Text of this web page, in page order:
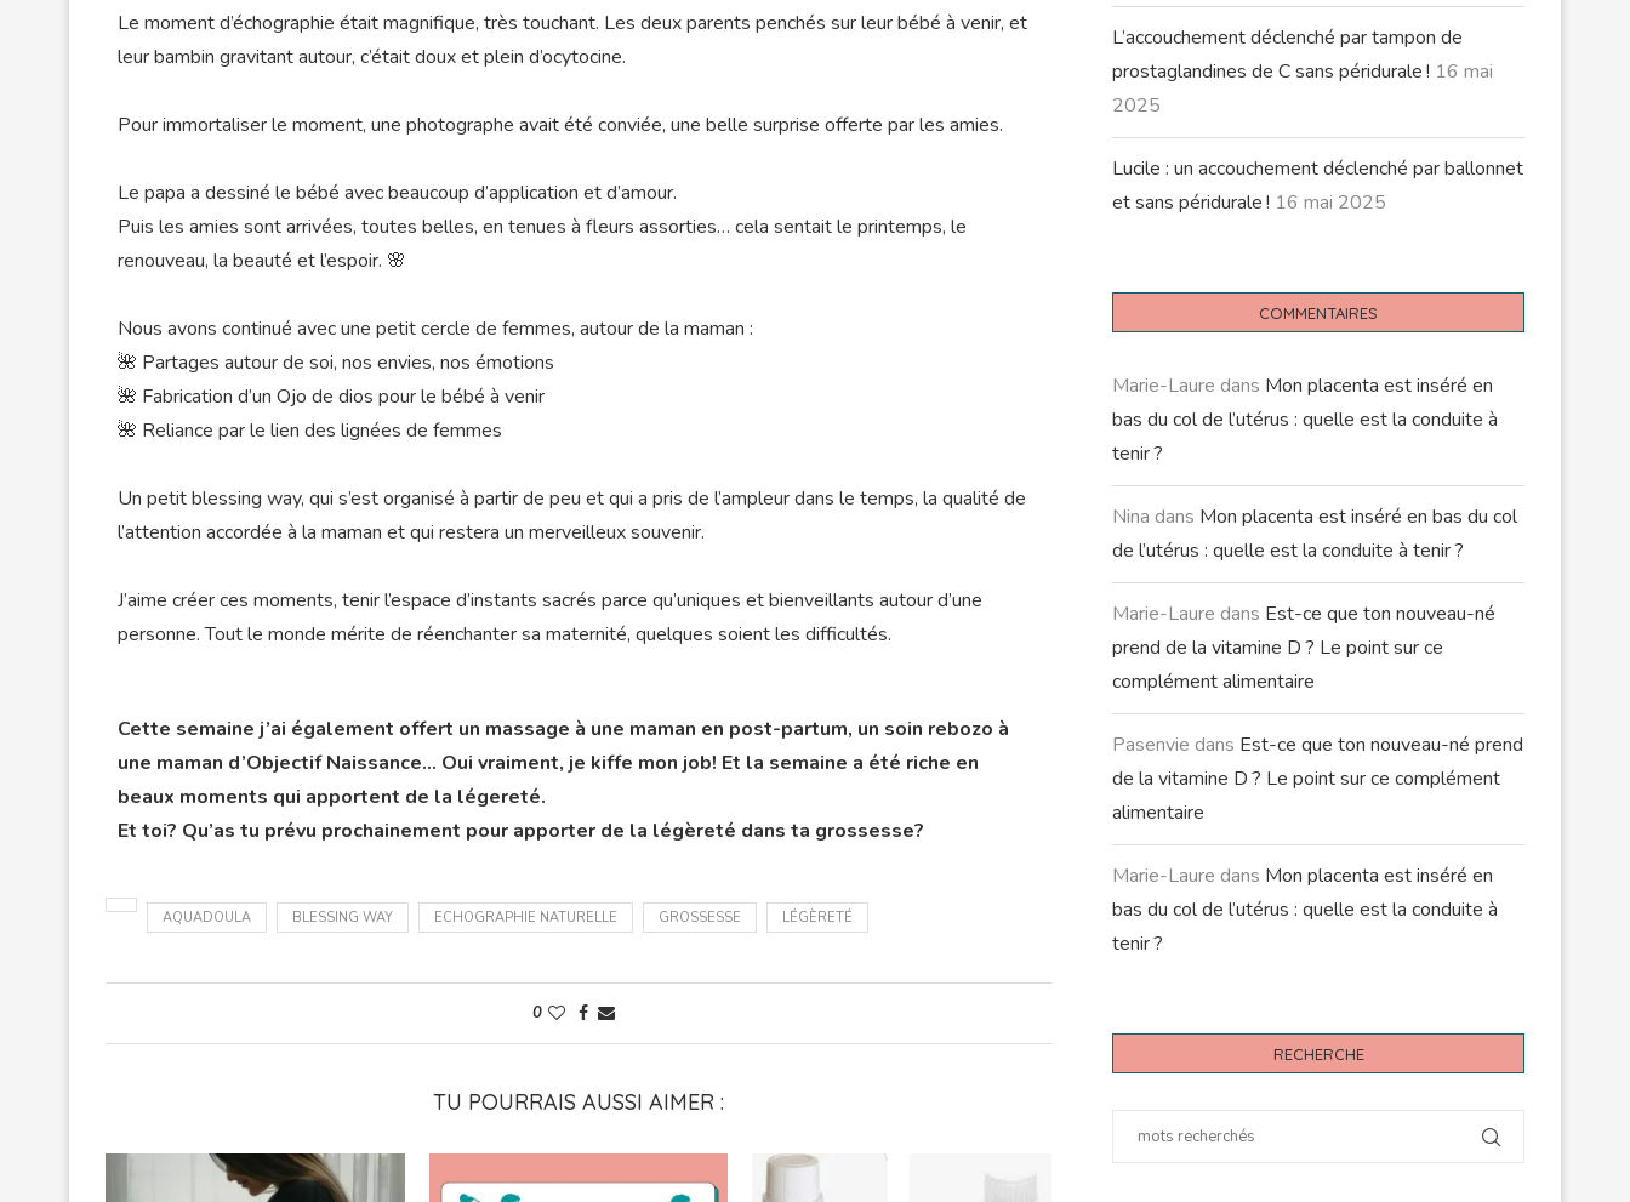
Le moment d’échographie était magnifique, très touchant. Les deux parents penchés sur leur bébé à venir, et
leur bambin gravitant autour, c’était doux et plein d’ocytocine.
Pour immortaliser le moment, une photographe avait été conviée, une belle surprise offerte par les amies.
Le papa a dessiné le bébé avec beaucoup d’application et d’amour.
Puis les amies sont arrivées, toutes belles, en tenues à fleurs assorties… cela sentait le printemps, le
renouveau, la beauté et l’espoir. 🌸
Nous avons continué avec une petit cercle de femmes, autour de la maman :
🌺 Partages autour de soi, nos envies, nos émotions
🌺 Fabrication d’un Ojo de dios pour le bébé à venir
🌺 Reliance par le lien des lignées de femmes
Un petit blessing way, qui s’est organisé à partir de peu et qui a pris de l’ampleur dans le temps, la qualité de
l’attention accordée à la maman et qui restera un merveilleux souvenir.
J’aime créer ces moments, tenir l’espace d’instants sacrés parce qu’uniques et bienveillants autour d’une
personne. Tout le monde mérite de réenchanter sa maternité, quelques soient les difficultés.
Cette semaine j’ai également offert un massage à une maman en post-partum, un soin rebozo à
une maman d’Objectif Naissance… Oui vraiment, je kiffe mon job! Et la semaine a été riche en
beaux moments qui apportent de la légereté.
Et toi? Qu’as tu prévu prochainement pour apporter de la légèreté dans ta grossesse?
AQUADOULA BLESSING WAY ECHOGRAPHIE NATURELLE GROSSESSE LÉGÈRETÉ
0
TU POURRAIS AUSSI AIMER :
L’accouchement déclenché par tampon de
prostaglandines de C sans péridurale ! 16 mai
2025
Lucile : un accouchement déclenché par ballonnet
et sans péridurale ! 16 mai 2025
COMMENTAIRES
Marie-Laure dans Mon placenta est inséré en
bas du col de l’utérus : quelle est la conduite à
tenir ?
Nina dans Mon placenta est inséré en bas du col
de l’utérus : quelle est la conduite à tenir ?
Marie-Laure dans Est-ce que ton nouveau-né
prend de la vitamine D ? Le point sur ce
complément alimentaire
Pasenvie dans Est-ce que ton nouveau-né prend
de la vitamine D ? Le point sur ce complément
alimentaire
Marie-Laure dans Mon placenta est inséré en
bas du col de l’utérus : quelle est la conduite à
tenir ?
RECHERCHE